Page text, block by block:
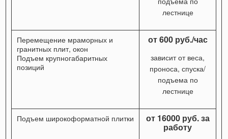
лестнице
Перемещение мраморных и
гранитных плит, окон
Подъем крупногабаритных
позиций
от 600 руб./час
зависит от веса,
проноса, спуска/
подъема по
лестнице
Подъем широкоформатной плитки от 16000 руб. за
работу